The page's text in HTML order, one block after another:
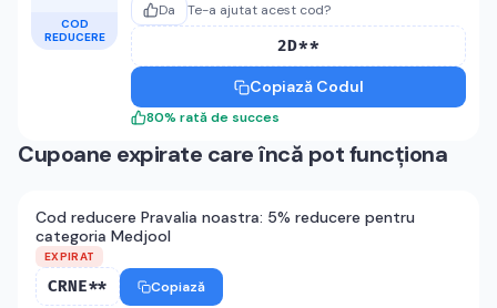
COD
REDUCERE
Da Te-a ajutat acest cod?
2D**
Copiază Codul
80% rată de succes
Cupoane expirate care încă pot funcționa
Cod reducere Pravalia noastra: 5% reducere pentru
categoria Medjool
EXPIRAT
CRNE** Copiază